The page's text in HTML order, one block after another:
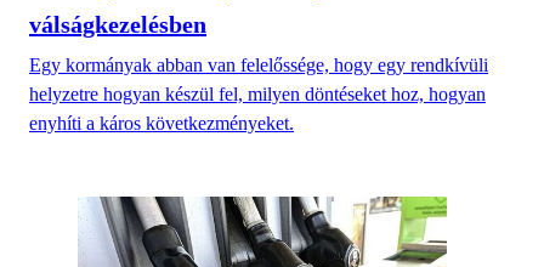
válságkezelésben
Egy kormányak abban van felelőssége, hogy egy rendkívüli
helyzetre hogyan készül fel, milyen döntéseket hoz, hogyan
enyhíti a káros következményeket.